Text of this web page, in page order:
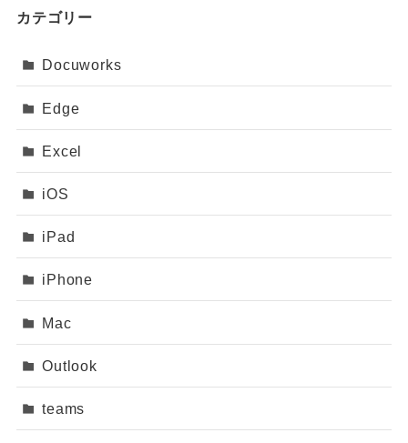
カテゴリー
Docuworks
Edge
Excel
iOS
iPad
iPhone
Mac
Outlook
teams